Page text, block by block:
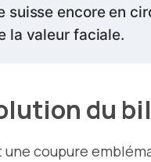
suisse encore en
la valeur faciale.
du
coupure